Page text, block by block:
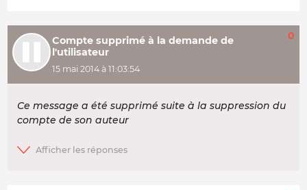
Compte supprimé à la demande de
l'utilisateur
15 mai 2014 à 11:03:54
0
Ce message a été supprimé suite à la suppression du
compte de son auteur